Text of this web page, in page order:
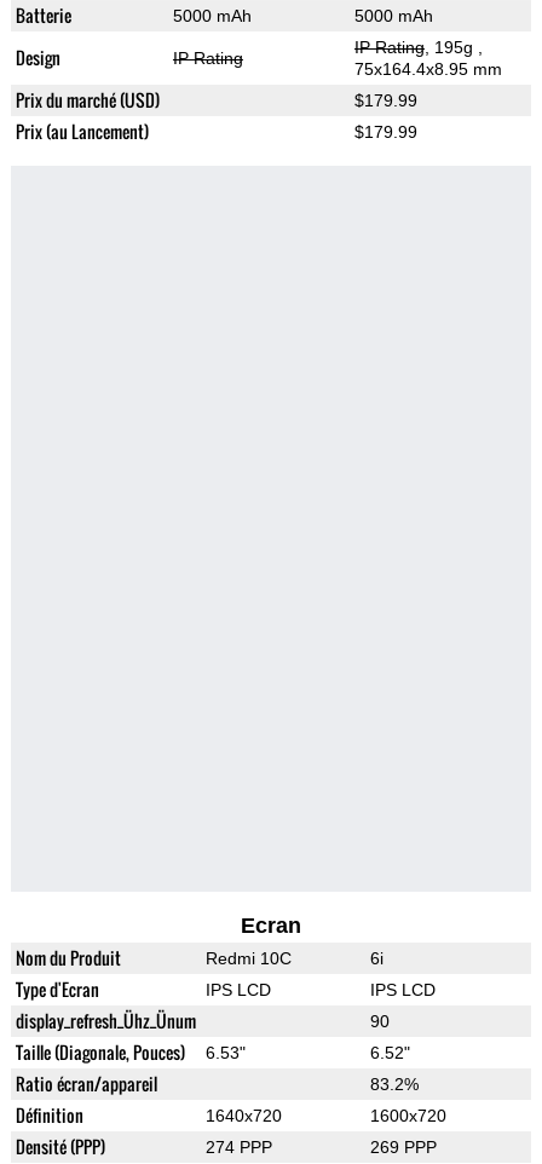
Batterie 5000 mAh 5000 mAh
Design IP Rating
IP Rating, 195g
75x164.4x8.95 mm
Prix du marché (USD) $179.99
Prix (au Lancement) $179.99
Ecran
Nom du Produit Redmi 10C 6i
Type d'Ecran IPS LCD IPS LCD
display_refresh_Ühz_Ünum 90
Taille (Diagonale, Pouces) 6.53" 6.52"
Ratio écran/appareil 83.2%
Définition 1640x720 1600x720
Densité (PPP) 274 PPP 269 PPP